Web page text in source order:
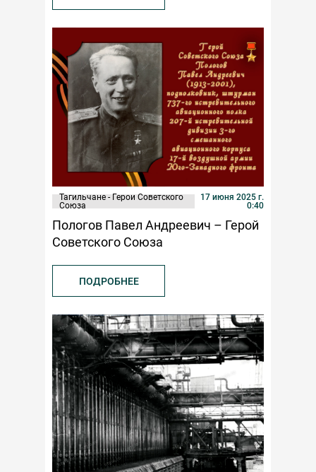
Тагильчане - Герои Советского
Союза
17 июня 2025 г.
0:40
Пологов Павел Андреевич – Герой
Советского Союза
ПОДРОБНЕЕ